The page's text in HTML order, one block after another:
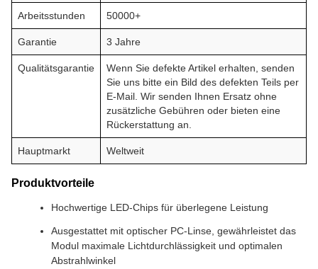
Arbeitsstunden 50000+
Garantie 3 Jahre
Qualitätsgarantie
Wenn Sie defekte Artikel erhalten, senden
Sie uns bitte ein Bild des defekten Teils per
E-Mail. Wir senden Ihnen Ersatz ohne
zusätzliche Gebühren oder bieten eine
Rückerstattung an.
Hauptmarkt Weltweit
Produktvorteile
Hochwertige LED-Chips für überlegene Leistung
Ausgestattet mit optischer PC-Linse, gewährleistet das
Modul maximale Lichtdurchlässigkeit und optimalen
Abstrahlwinkel